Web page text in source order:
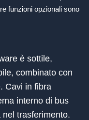
funzioni opzionali sono
è sottile,
combinato con
Cavi in fibra
interno di bus
trasferimento.